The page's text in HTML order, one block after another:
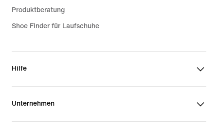
Produktberatung
Shoe Finder für Laufschuhe
Hilfe
Unternehmen